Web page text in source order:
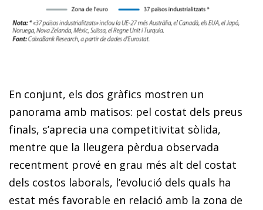
En conjunt, els dos gràfics mostren un
panorama amb matisos: pel costat dels preus
finals, s’aprecia una competitivitat sòlida,
mentre que la lleugera pèrdua observada
recentment prové en grau més alt del costat
dels costos laborals, l’evolució dels quals ha
estat més favorable en relació amb la zona de